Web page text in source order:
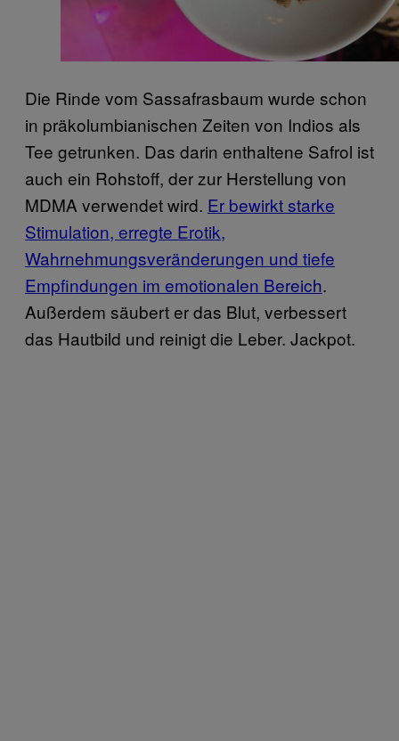
Die Rinde vom Sassafrasbaum wurde schon
in präkolumbianischen Zeiten von Indios als
Tee getrunken. Das darin enthaltene Safrol ist
auch ein Rohstoff, der zur Herstellung von
MDMA verwendet wird. Er bewirkt starke
Stimulation, erregte Erotik,
Wahrnehmungsveränderungen und tiefe
Empfindungen im emotionalen Bereich.
Außerdem säubert er das Blut, verbessert
das Hautbild und reinigt die Leber. Jackpot.